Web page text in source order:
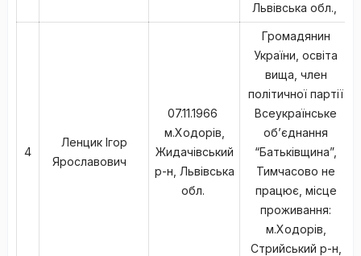
Львівська обл.,
4
Ленцик Ігор
Ярославович
07.11.1966
м.Ходорів,
Жидачівський
р-н, Львівська
обл.
Громадянин
України, освіта
вища, член
політичної партії
Всеукраїнське
об’єднання
“Батьківщина”,
Тимчасово не
працює, місце
проживання:
м.Ходорів,
Стрийський р-н,